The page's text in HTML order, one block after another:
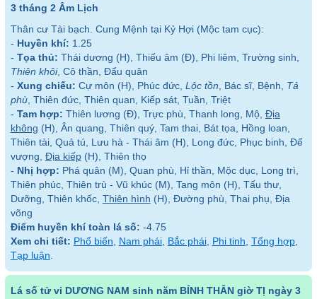
3 tháng 2 Âm Lịch
Thân cư Tài bạch. Cung Mệnh tại Kỷ Hợi (Mộc tam cục):
- Huyền khí: 1.25
- Tọa thủ: Thái dương (H), Thiếu âm (Đ), Phi liêm, Trường sinh,
Thiên khôi, Cô thần, Đẩu quân
- Xung chiếu: Cự môn (H), Phúc đức, Lộc tồn , Bác sĩ, Bệnh, Tả
phù, Thiên đức, Thiên quan, Kiếp sát, Tuần, Triệt
- Tam hợp: Thiên lương (Đ), Trực phù, Thanh long, Mộ, Địa
không (H), Ân quang, Thiên quý, Tam thai, Bát tọa, Hồng loan,
Thiên tài, Quả tú, Lưu hà - Thái âm (H), Long đức, Phục binh, Đế
vượng, Địa kiếp(H), Thiên thọ
- Nhị hợp: Phá quân (M), Quan phù, Hỉ thần, Mộc dục, Long trì,
Thiên phúc, Thiên trù - Vũ khúc (M), Tang môn (H), Tấu thư,
Dưỡng, Thiên khốc, Thiên hình (H), Đường phù, Thai phụ, Địa
võng
Điểm huyền khí toàn lá số: -4.75
Xem chi tiết: Phổ biến Nam phái, Bắc phái, Phi tinh Tổng hợp,
Tạp luận
Lá số tử vi DƯƠNG NAM sinh năm BÍNH THÂN giờ TỊ ngày 3